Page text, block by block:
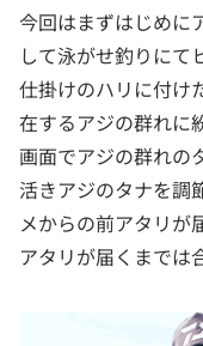
今回はまずはじめに
して泳がせ釣りにて
仕掛けのハリに付け
在するアジの群れに
画面でアジの群れの
活きアジのタナを調
メからの前アタリが
アタリが届くまでは